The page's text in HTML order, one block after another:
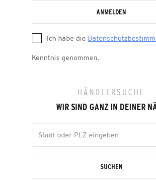
ANMELDEN
Ich habe die
Kenntnis genommen.
HÄNDLERSUCHE
WIR SIND GANZ IN DEINER
SUCHEN